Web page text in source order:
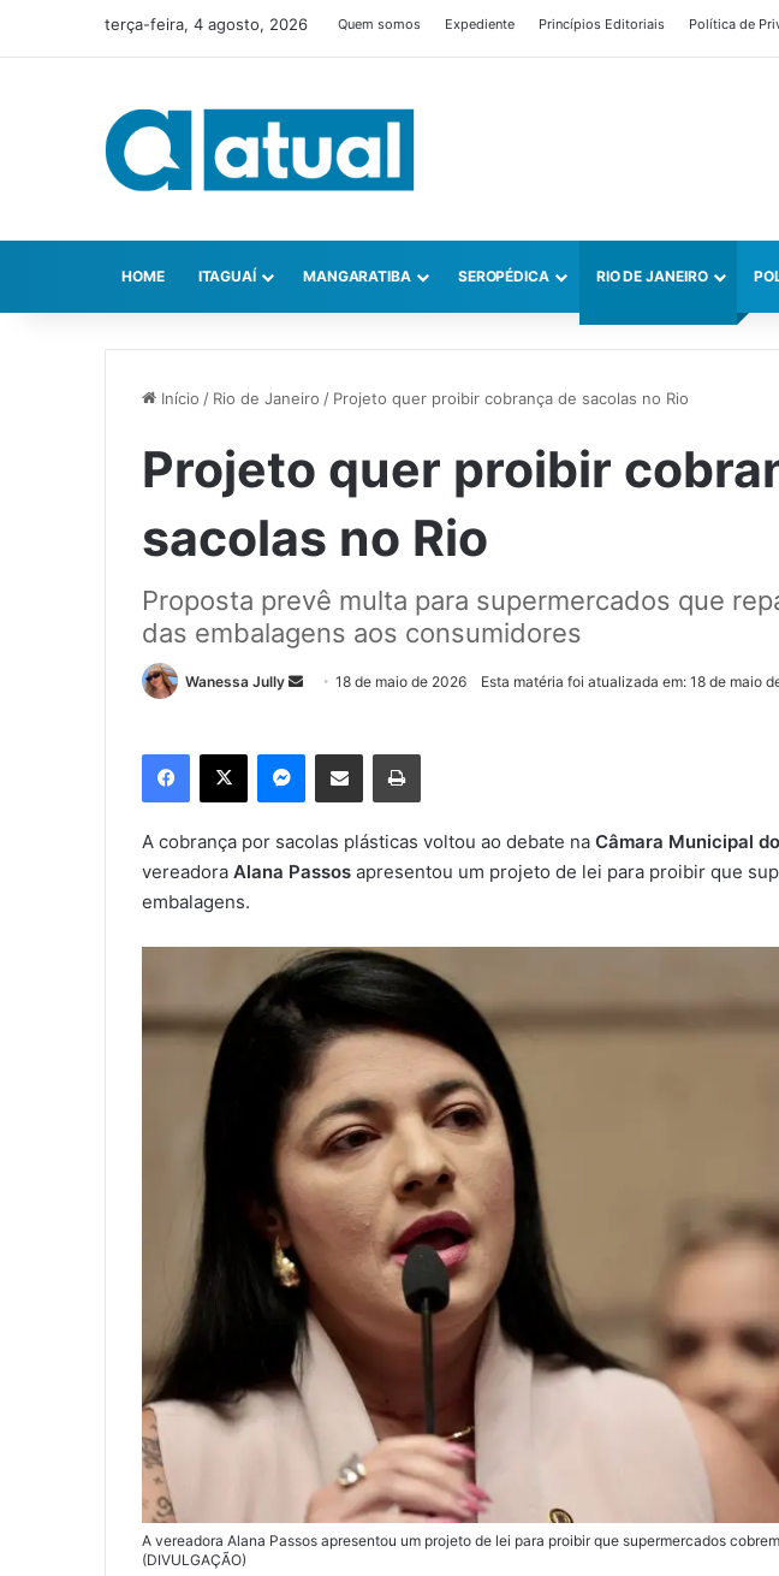
terça-feira, 4 agosto, 2026 Quem somos Expediente Princípios Editoriais Política de
HOME ITAGUAÍ MANGARATIBA SEROPÉDICA RIO DE JANEIRO
Início / Rio de Janeiro / Projeto quer proibir cobrança de sacolas no Rio
Projeto quer proibir
sacolas no Rio
Proposta prevê multa para supermercados que
das embalagens aos consumidores
Wanessa Jully
e
m
e
a
18 de maio de 2026
Esta matéria foi atualizada em: 18 de maio
A cobrança por sacolas plásticas voltou ao debate na Câmara Municipal
vereadora Alana Passos apresentou um projeto de lei para proibir que
embalagens.
A vereadora Alana Passos apresentou um projeto de lei para proibir que supermercados
(DIVULGAÇÃO)